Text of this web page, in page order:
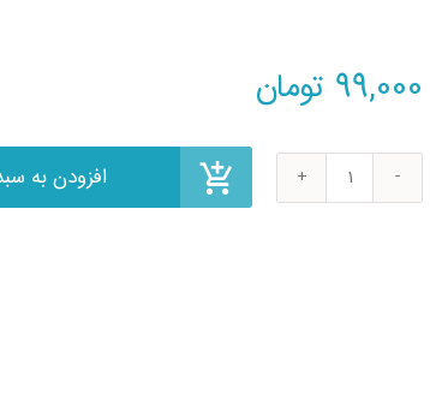
99,000 تومان
عروسک